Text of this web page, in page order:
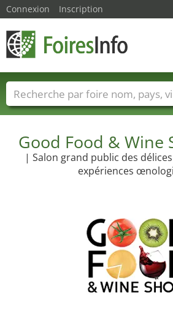
Good Food & Wine
| Salon grand public des
expériences
Connexion Inscription
Foire noms Pays Villes